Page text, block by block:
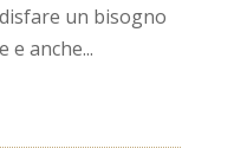
un bisogno
e anche...